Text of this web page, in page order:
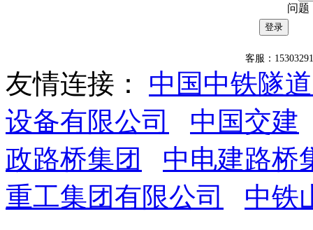
问题：
客服：
友情连接： 中国中铁隧
设备有限公司
中国交建
政路桥集团
中电建路桥
重工集团有限公司
中铁